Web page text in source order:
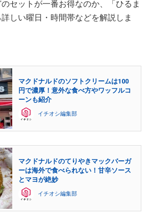
セットが一番お得なのか、「ひるま
しい曜日・時間帯などを解説しま
マクドナルドのソフトクリームは100
円で濃厚！意外な食べ方やワッフルコ
ーンも紹介
イチオシ編集部
マクドナルドのてりやきマックバーガ
ーは海外で食べられない！甘辛ソース
とマヨが絶妙
イチオシ編集部